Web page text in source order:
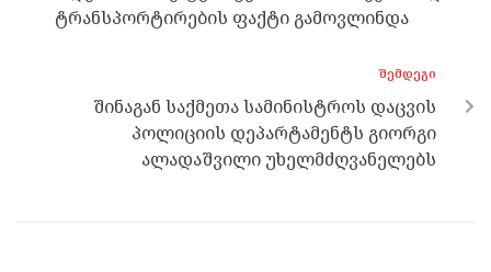
ტრანსპორტირების ფაქტი გამოვლინდა
ᲨᲔᲛᲓᲔᲒᲘ
შინაგან საქმეთა სამინისტროს დაცვის
პოლიციის დეპარტამენტს გიორგი
ალადაშვილი უხელმძღვანელებს